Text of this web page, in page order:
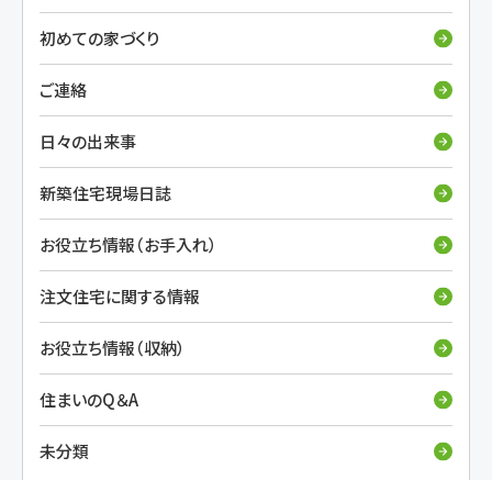
初めての家づくり
ご連絡
日々の出来事
新築住宅現場日誌
お役立ち情報（お手入れ）
注文住宅に関する情報
お役立ち情報（収納）
住まいのQ＆A
未分類